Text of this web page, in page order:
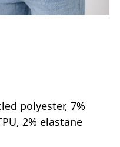
polyester, 7%
2% elastane